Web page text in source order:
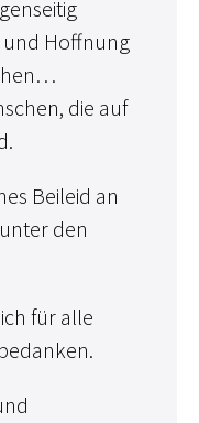
und Hoffnung
die auf
Beileid an
den
für alle